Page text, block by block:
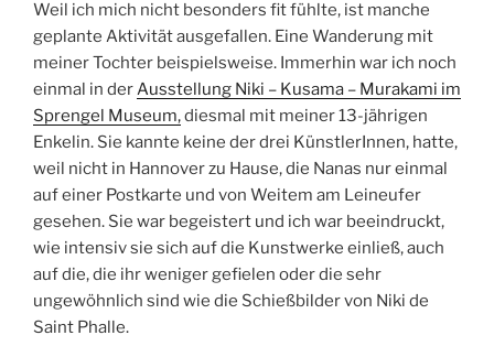
Weil ich mich nicht besonders fit fühlte, ist manche
geplante Aktivität ausgefallen. Eine Wanderung mit
meiner Tochter beispielsweise. Immerhin war ich noch
einmal in derAusstellung Niki – Kusama – Murakami im
Sprengel Museum,diesmal mit meiner 13-jährigen
Enkelin. Sie kannte keine der drei KünstlerInnen, hatte,
weil nicht in Hannover zu Hause, die Nanas nur einmal
auf einer Postkarte und von Weitem am Leineufer
gesehen. Sie war begeistert und ich war beeindruckt,
wie intensiv sie sich auf die Kunstwerke einließ, auch
auf die, die ihr weniger gefielen oder die sehr
ungewöhnlich sind wie die Schießbilder von Niki de
Saint Phalle.